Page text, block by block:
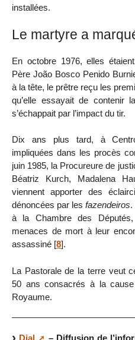
installées.
Le martyre a
En octobre 1976, elles
Père João Bosco Penido
à la tête, le prêtre reçu les
qu’elle essayait de contenir
s’échappait par l’impact du tir.
Dix ans plus tard, à
impliquées dans les procès
juin 1985, la Procureure de
Béatriz Kurch, Madalena
viennent apporter des
dénoncées par les fazendeiros.
à la Chambre des Députés,
menaces de mort à leur
assassiné [8].
La Pastorale de la terre veut
50 ans consacrés à la
Royaume.
Dial
– Diffusion de